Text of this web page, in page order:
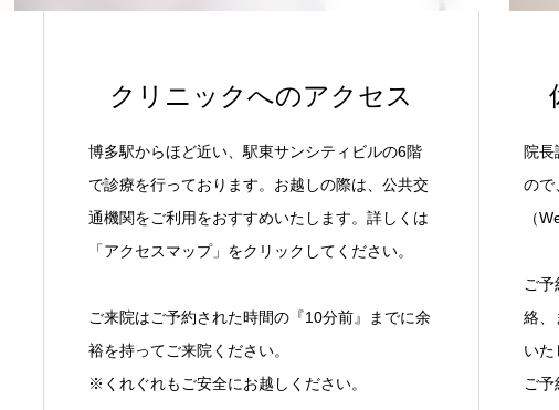
クリニックへのアクセス
博多駅からほど近い、駅東サンシティビルの6階
で診療を行っております。お越しの際は、公共交
通機関をご利用をおすすめいたします。詳しくは
「アクセスマップ」をクリックしてください。
ご来院はご予約された時間の『10分前』までに余
裕を持ってご来院ください。
※くれぐれもご安全にお越しください。
院
ので
（
ご
絡、
いた
ご予